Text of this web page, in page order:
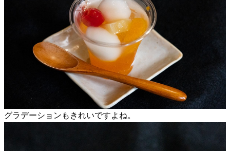
グラデーションもきれいですよね。